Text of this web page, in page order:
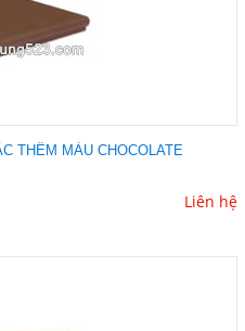
THỀM MÀU CHOCOLATE
Liên hệ